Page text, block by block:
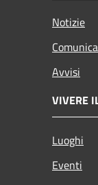
Notizie
Avvisi
VIVERE
Luoghi
Eventi